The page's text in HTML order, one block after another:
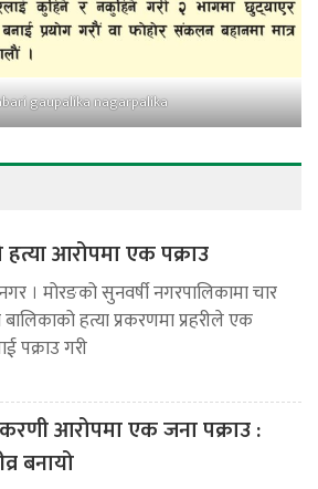
gaupalika nagarpalika
हत्या आरोपमा एक पक्राउ
। मोरङको सुनवर्षी नगरपालिकामा चार
बालिकाको हत्या प्रकरणमा प्रहरीले एक
पक्राउ गरी
आरोपमा एक जना पक्राउ :
बनायो